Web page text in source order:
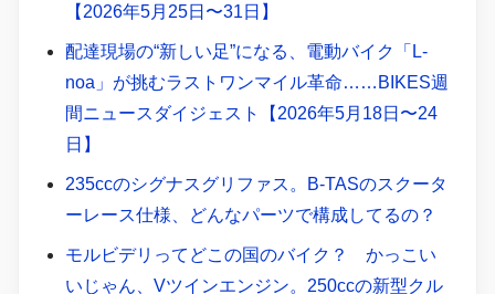
【2026年5月25日〜31日】
配達現場の“新しい足”になる、電動バイク「L-
noa」が挑むラストワンマイル革命……BIKES週
間ニュースダイジェスト【2026年5月18日〜24
日】
235ccのシグナスグリファス。B-TASのスクータ
ーレース仕様、どんなパーツで構成してるの？
モルビデリってどこの国のバイク？ かっこい
いじゃん、Vツインエンジン。250ccの新型クル